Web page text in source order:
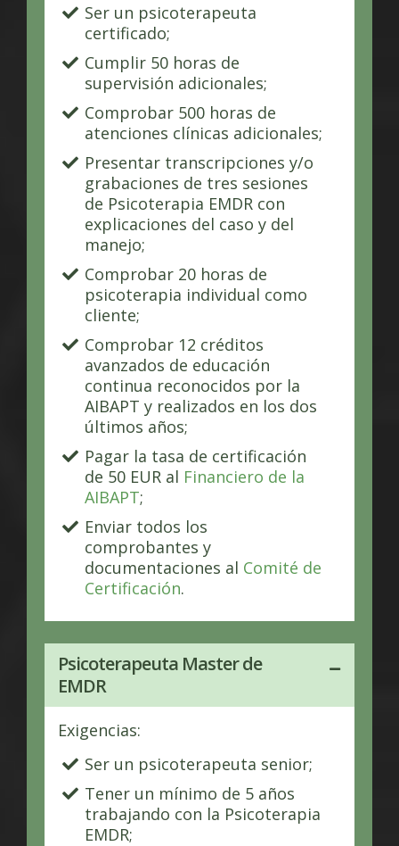
Ser un psicoterapeuta
certificado;
Cumplir 50 horas de
supervisión adicionales;
Comprobar 500 horas de
atenciones clínicas adicionales;
Presentar transcripciones y/o
grabaciones de tres sesiones
de Psicoterapia EMDR con
explicaciones del caso y del
manejo;
Comprobar 20 horas de
psicoterapia individual como
cliente;
Comprobar 12 créditos
avanzados de educación
continua reconocidos por la
AIBAPT y realizados en los dos
últimos años;
Pagar la tasa de certificación
de 50 EUR al Financiero de la
AIBAPT;
Enviar todos los
comprobantes y
documentaciones al Comité de
Certificación.
Psicoterapeuta Master de
EMDR
Exigencias:
Ser un psicoterapeuta senior;
Tener un mínimo de 5 años
trabajando con la Psicoterapia
EMDR;